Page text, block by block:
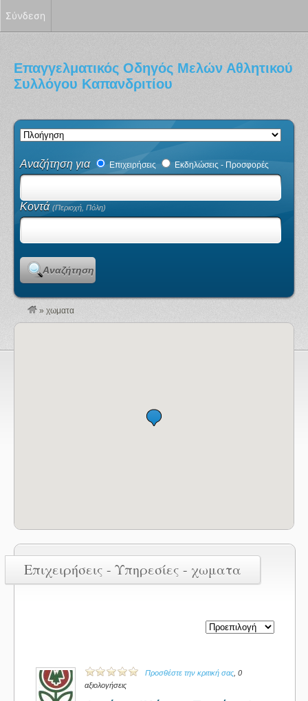
Επαγγελματικός Οδηγός Μελών Αθλητικού
Συλλόγου Καπανδριτίου
Αναζήτηση για Επιχειρήσεις Εκδηλώσεις - Προσφορές
Κοντά(Περιοχή, Πόλη)
Αναζήτηση
» χωματα
Επιχειρήσεις - Υπηρεσίες - χωματα
Προσθέστε την κριτική σας , 0
αξιολογήσεις
Σύνδεση